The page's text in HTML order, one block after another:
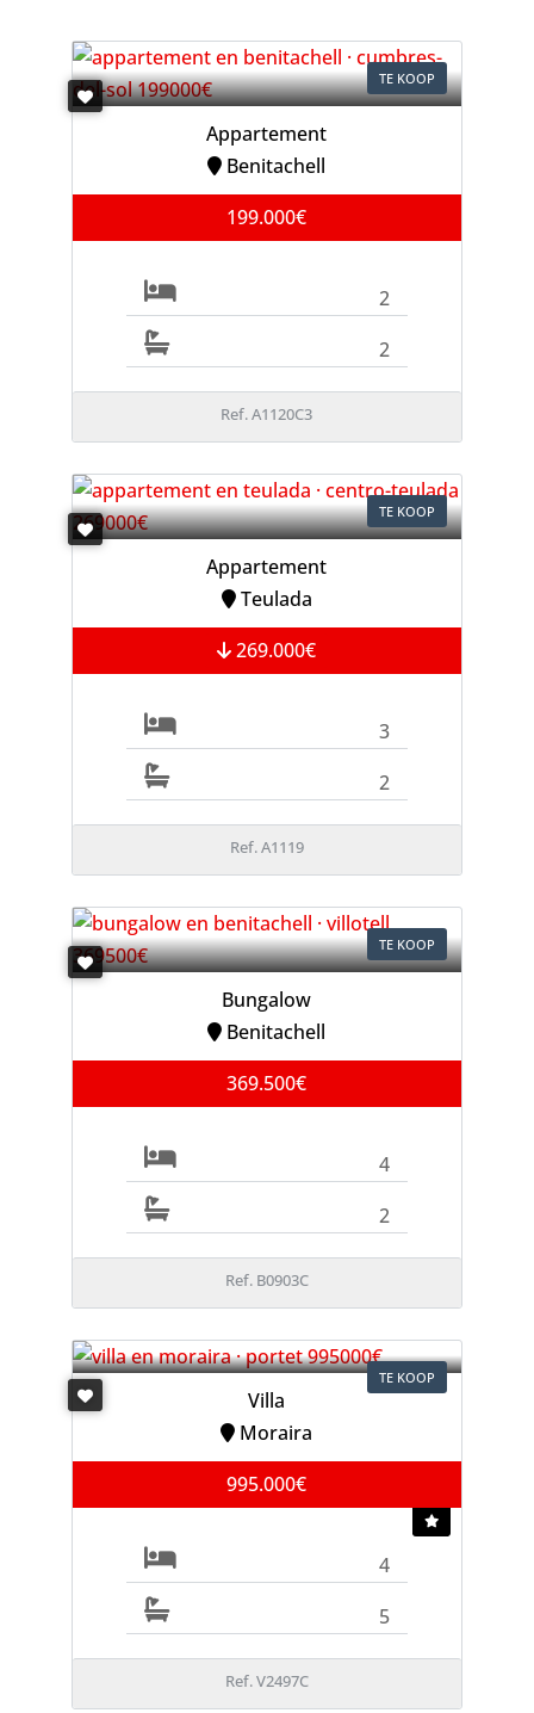
TE KOOP
Appartement
Benitachell
199.000€
2
2
Ref. A1120C3
TE KOOP
Appartement
Teulada
269.000€
3
2
Ref. A1119
TE KOOP
Bungalow
Benitachell
369.500€
4
2
Ref. B0903C
TE KOOP
Villa
Moraira
995.000€
4
5
Ref. V2497C